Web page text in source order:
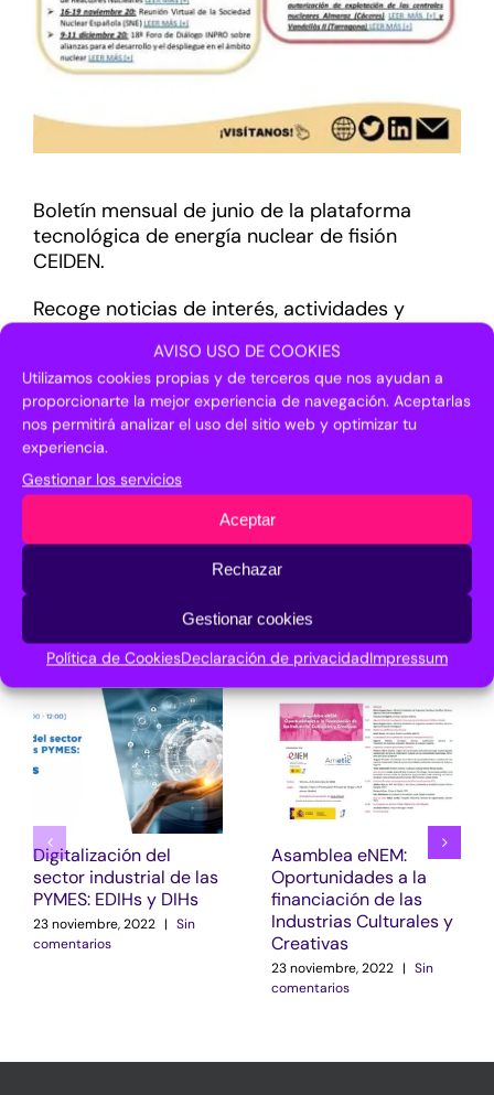
AVISO USO DE COOKIES
Utilizamos cookies propias y de terceros que nos ayudan a
proporcionarte la mejor experiencia de navegación. Aceptarlas
nos permitirá analizar el uso del sitio web y optimizar tu
experiencia.
Gestionar los servicios
Aceptar
Rechazar
Gestionar cookies
Política de CookiesDeclaración de privacidadImpressum
Boletín mensual de junio de la plataforma
tecnológica de energía nuclear de fisión
CEIDEN.
Recoge noticias de interés, actividades y
¡Comparte en tus redes sociales!
Facebook
X LinkedIn
electrónico
Artículos relacionados
Digitalización del
sector industrial de las
PYMES: EDIHs y DIHs
23 noviembre, 2022 | Sin
comentarios
Asamblea eNEM:
Oportunidades a la
financiación de las
Industrias Culturales y
Creativas
23 noviembre, 2022 | Sin
comentarios